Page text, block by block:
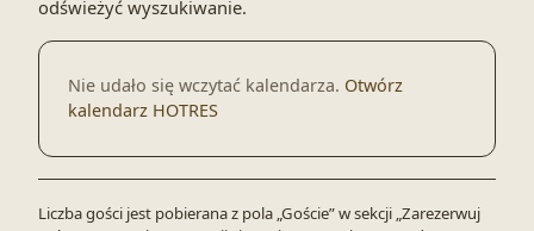
odświeżyć wyszukiwanie.
Nie udało się wczytać kalendarza. Otwórz
kalendarz HOTRES
Liczba gości jest pobierana z pola „Goście” w sekcji „Zarezerwuj